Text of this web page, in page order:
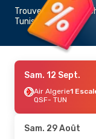
Trouvez un vol pas
Tunis
Sam. 12 Sept.
Air Algerie1
QSF- TUN
Sam. 29 Août